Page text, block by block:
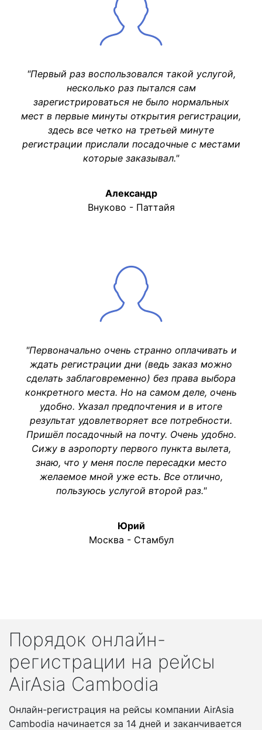
"Первый раз воспользовался такой услугой,
несколько раз пытался сам
зарегистрироваться не было нормальных
мест в первые минуты открытия регистрации,
здесь все четко на третьей минуте
регистрации прислали посадочные с местами
которые заказывал."
Александр
Внуково - Паттайя
"Первоначально очень странно оплачивать и
ждать регистрации дни (ведь заказ можно
сделать заблаговременно) без права выбора
конкретного места. Но на самом деле, очень
удобно. Указал предпочтения и в итоге
результат удовлетворяет все потребности.
Пришёл посадочный на почту. Очень удобно.
Сижу в аэропорту первого пункта вылета,
знаю, что у меня после пересадки место
желаемое мной уже есть. Все отлично,
пользуюсь услугой второй раз."
Юрий
Москва - Стамбул
Порядок онлайн-
регистрации на рейсы
AirAsia Cambodia
Онлайн-регистрация на рейсы компании AirAsia
Cambodia начинается за 14 дней и заканчивается